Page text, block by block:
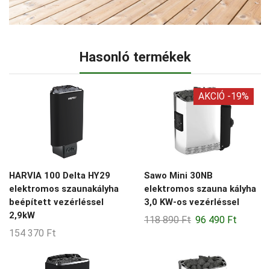
Hasonló termékek
HARVIA 100 Delta HY29
elektromos szaunakályha
beépített vezérléssel
2,9kW
154 370 Ft
AKCIÓ -19%
Sawo Mini 30NB
elektromos szauna kályha
3,0 KW-os vezérléssel
118 890Ft Original
118
96 490 Ft